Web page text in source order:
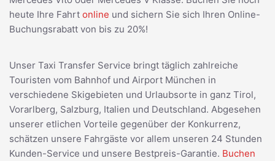
heute Ihre Fahrt online und sichern Sie sich Ihren Online-
Buchungsrabatt von bis zu 20%!
Unser Taxi Transfer Service bringt täglich zahlreiche
Touristen vom Bahnhof und Airport München in
verschiedene Skigebieten und Urlaubsorte in ganz Tirol,
Vorarlberg, Salzburg, Italien und Deutschland. Abgesehen
unserer etlichen Vorteile gegenüber der Konkurrenz,
schätzen unsere Fahrgäste vor allem unseren 24 Stunden
Kunden-Service und unsere Bestpreis-Garantie. Buchen